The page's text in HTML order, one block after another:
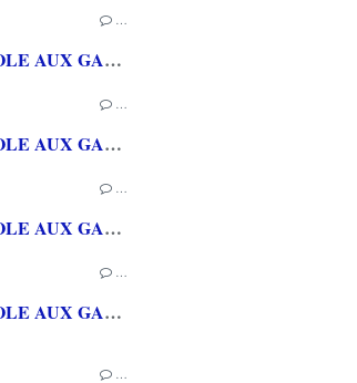
…
[LA PAROLE AUX GAMEURS ACTE CXXXVIII] Interview de Célia HODENT
…
[LA PAROLE AUX GAMEURS ACTE CXXXVII] Interview de Michael STORA
…
[LA PAROLE AUX GAMEURS ACTE CXXXVI] Interview de Christophe GERIN
…
[LA PAROLE AUX GAMEURS ACTE CXXXV] Interview de Loup LASSINAT-FOUBERT / Alexleserveur
…